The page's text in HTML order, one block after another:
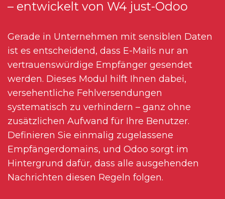
– entwickelt von W4 just-Odoo
Gerade in Unternehmen mit sensiblen Daten
ist es entscheidend, dass E-Mails nur an
vertrauenswürdige Empfänger gesendet
werden. Dieses Modul hilft Ihnen dabei,
versehentliche Fehlversendungen
systematisch zu verhindern – ganz ohne
zusätzlichen Aufwand für Ihre Benutzer.
Definieren Sie einmalig zugelassene
Empfängerdomains, und Odoo sorgt im
Hintergrund dafür, dass alle ausgehenden
Nachrichten diesen Regeln folgen.